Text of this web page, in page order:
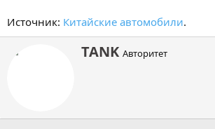
Источник: Китайские автомобили.
А
в
TANK Авторитет